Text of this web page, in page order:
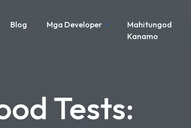
Blog Mga Developer
Mahitungod
Kanamo
Tests: